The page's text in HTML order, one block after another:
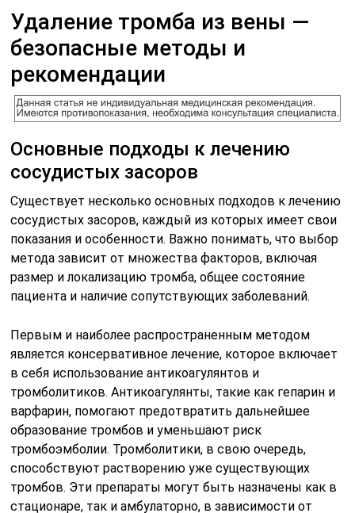
Удаление тромба из вены —
безопасные методы и
рекомендации
Основные подходы к лечению
сосудистых засоров
Существует несколько основных подходов к лечению
сосудистых засоров, каждый из которых имеет свои
показания и особенности. Важно понимать, что выбор
метода зависит от множества факторов, включая
размер и локализацию тромба, общее состояние
пациента и наличие сопутствующих заболеваний.
Первым и наиболее распространенным методом
является консервативное лечение, которое включает
в себя использование антикоагулянтов и
тромболитиков. Антикоагулянты, такие как гепарин и
варфарин, помогают предотвратить дальнейшее
образование тромбов и уменьшают риск
тромбоэмболии. Тромболитики, в свою очередь,
способствуют растворению уже существующих
тромбов. Эти препараты могут быть назначены как в
стационаре, так и амбулаторно, в зависимости от